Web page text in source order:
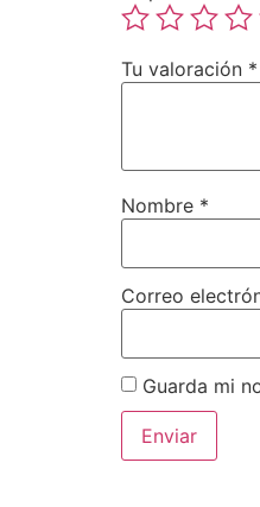
Tu valoración *
Nombre *
Correo
Guarda mi